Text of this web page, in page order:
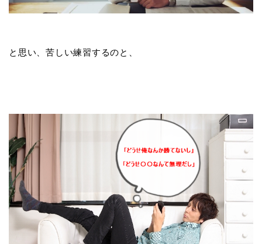
と思い、苦しい練習するのと、